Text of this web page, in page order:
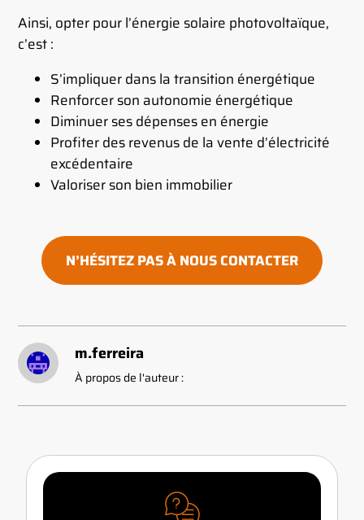
Ainsi, opter pour l’énergie solaire photovoltaïque,
c’est :
S’impliquer dans la transition énergétique
Renforcer son autonomie énergétique
Diminuer ses dépenses en énergie
Profiter des revenus de la vente d’électricité
excédentaire
Valoriser son bien immobilier
N’HÉSITEZ PAS À NOUS CONTACTER
m.ferreira
À propos de l'auteur :